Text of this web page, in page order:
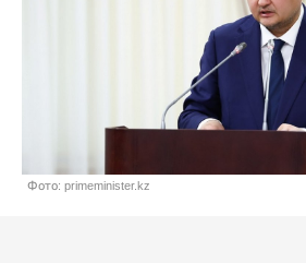
Фото: primeminister.kz